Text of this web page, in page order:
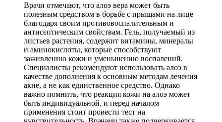
Врачи отмечают, что алоэ вера может быть
полезным средством в борьбе с прыщами на лице
благодаря своим противовоспалительным и
антисептическим свойствам. Гель, получаемый из
листьев растения, содержит витамины, минералы
и аминокислоты, которые способствуют
заживлению кожи и уменьшению воспалений.
Специалисты рекомендуют использовать алоэ в
качестве дополнения к основным методам лечения
акне, а не как единственное средство. Однако
важно помнить, что реакция кожи на алоэ может
быть индивидуальной, и перед началом
применения стоит провести тест на